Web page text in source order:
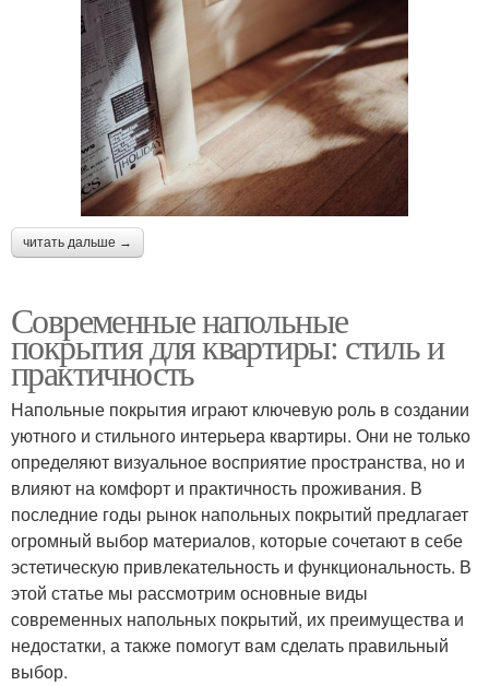
читать дальше →
Современные напольные
покрытия для квартиры: стиль и
практичность
Напольные покрытия играют ключевую роль в создании
уютного и стильного интерьера квартиры. Они не только
определяют визуальное восприятие пространства, но и
влияют на комфорт и практичность проживания. В
последние годы рынок напольных покрытий предлагает
огромный выбор материалов, которые сочетают в себе
эстетическую привлекательность и функциональность. В
этой статье мы рассмотрим основные виды
современных напольных покрытий, их преимущества и
недостатки, а также помогут вам сделать правильный
выбор.